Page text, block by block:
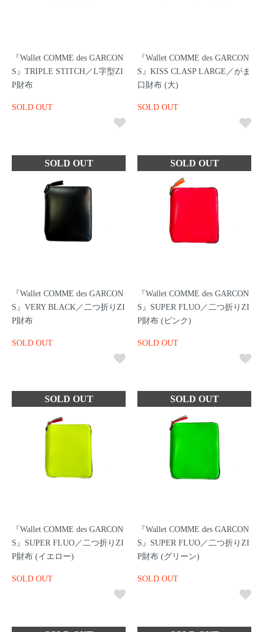
『Wallet COMME des GARCON
S』TRIPLE STITCH／L字型ZI
P財布
SOLD OUT
『Wallet COMME des GARCON
S』KISS CLASP LARGE／がま
口財布 (大)
SOLD OUT
『Wallet COMME des GARCON
S』VERY BLACK／二つ折りZI
P財布
SOLD OUT
『Wallet COMME des GARCON
S』SUPER FLUO／二つ折りZI
P財布 (ピンク)
SOLD OUT
『Wallet COMME des GARCON
S』SUPER FLUO／二つ折りZI
P財布 (イエロー)
SOLD OUT
『Wallet COMME des GARCON
S』SUPER FLUO／二つ折りZI
P財布 (グリーン)
SOLD OUT